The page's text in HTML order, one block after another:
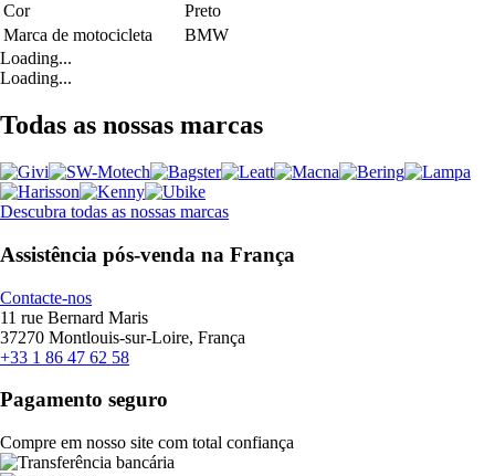
Cor
Preto
Marca de motocicleta
BMW
Loading...
Loading...
Todas as nossas marcas
Descubra todas as nossas marcas
Assistência pós-venda na França
Contacte-nos
11 rue Bernard Maris
37270 Montlouis-sur-Loire, França
+33 1 86 47 62 58
Pagamento seguro
Compre em nosso site com total confiança